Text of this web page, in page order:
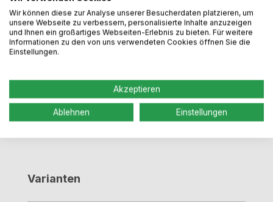
Beschreibung
schwarz Manschette passend für die meisten
Siphonanschlüsse speziell für Direktanschluss in
Rollringmuffe für…
Bewertungen
Produktgalerie überspringen
Varianten
Wir können diese zur Analyse unserer Besucherdaten platzieren, um
unsere Webseite zu verbessern, personalisierte Inhalte anzuzeigen
und Ihnen ein großartiges Webseiten-Erlebnis zu bieten. Für weitere
Informationen zu den von uns verwendeten Cookies öffnen Sie die
Einstellungen.
Akzeptieren
Ablehnen Einstellungen